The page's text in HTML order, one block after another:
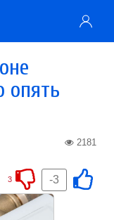
опять
2181
-3
3